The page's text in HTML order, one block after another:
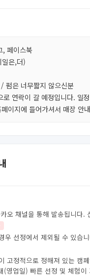
, 페이스북
은,더)
펌은 너무짧지 않으신분
연락이 갈 예정입니다. 일
이지에 들어가셔서 매장 안
오 채널을 통해 발송됩니다.
우 선정에서 제외될 수 있습
고정적으로 정해져 있는 캠
(영업일) 빠른 선정 및 체험이